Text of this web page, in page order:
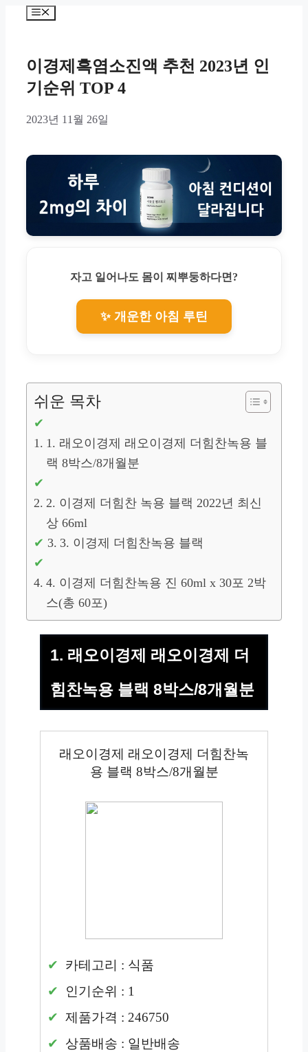
Menu
이경제흑염소진액 추천 2023년 인
기순위 TOP 4
2023년 11월 26일
자고 일어나도 몸이 찌뿌둥하다면?
✨ 개운한 아침 루틴
쉬운 목차
1. 래오이경제 래오이경제 더힘찬녹용 블
랙 8박스/8개월분
2. 이경제 더힘찬 녹용 블랙 2022년 최신
상 66ml
3. 이경제 더힘찬녹용 블랙
4. 이경제 더힘찬녹용 진 60ml x 30포 2박
스(총 60포)
1. 래오이경제 래오이경제 더
힘찬녹용 블랙 8박스/8개월분
래오이경제 래오이경제 더힘찬녹
용 블랙 8박스/8개월분
카테고리 : 식품
인기순위 : 1
제품가격 : 246750
상품배송 : 일반배송